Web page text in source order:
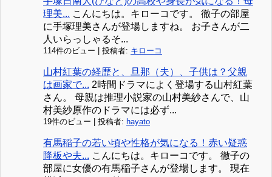
理美... こんにちは。キローコです。 徹子の部屋
に手塚理美さんが登場しますね。 お子さんが二
人いらっしゃるそ...
114件のビュー 投稿者: キローコ
山村紅葉の経歴と、旦那（夫）、子供は？父親
は画家で... 2時間ドラマによく登場する山村紅葉
さん。 母親は推理小説家の山村美紗さんで、山
村美紗原作のドラマには必ず...
19件のビュー 投稿者: hayato
有馬稲子の若い頃や性格が気になる！赤い疑惑
降板や夫... こんにちは。キローコです。 徹子の
部屋に女優の有馬稲子さんが登場します。 現在